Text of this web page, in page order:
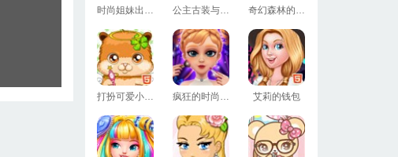
时尚姐妹出街装 公主古装与现代装 奇幻森林的精灵们
打扮可爱小动物 疯狂的时尚打扮 艾莉的钱包